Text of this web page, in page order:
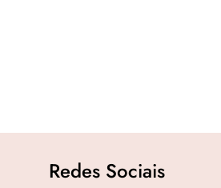
Redes Sociais